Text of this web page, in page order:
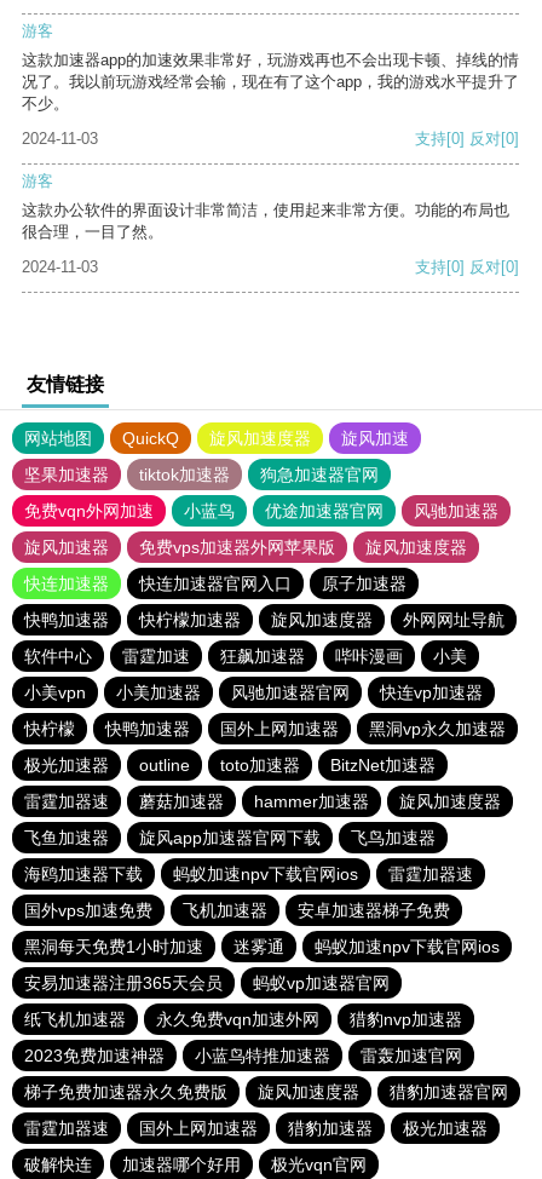
游客
这款加速器app的加速效果非常好，玩游戏再也不会出现卡顿、掉线的情
况了。我以前玩游戏经常会输，现在有了这个app，我的游戏水平提升了
不少。
2024-11-03
支持[0] 反对[0]
游客
这款办公软件的界面设计非常简洁，使用起来非常方便。功能的布局也
很合理，一目了然。
2024-11-03
支持[0] 反对[0]
友情链接
网站地图 QuickQ 旋风加速度器
旋风加速
坚果加速器
tiktok加速器
狗急加速器官网
免费vqn外网加速
小蓝鸟 优途加速器官网
风驰加速器
旋风加速器
免费vps加速器外网苹果版
旋风加速度器
快连加速器
快连加速器官网入口
原子加速器
快鸭加速器
快柠檬加速器 旋风加速度器
外网网址导航
软件中心
雷霆加速 狂飙加速器 哔咔漫画
小美
小美vpn
小美加速器 风驰加速器官网
快连vp加速器
快柠檬
快鸭加速器 国外上网加速器
黑洞vp永久加速器
极光加速器
outline toto加速器
BitzNet加速器
雷霆加器速
蘑菇加速器 hammer加速器
旋风加速度器
飞鱼加速器
旋风app加速器官网下载
飞鸟加速器
海鸥加速器下载
蚂蚁加速npv下载官网ios
雷霆加器速
国外vps加速免费
飞机加速器
安卓加速器梯子免费
黑洞每天免费1小时加速
迷雾通
蚂蚁加速npv下载官网ios
安易加速器注册365天会员
蚂蚁vp加速器官网
纸飞机加速器
永久免费vqn加速外网
猎豹nvp加速器
2023免费加速神器
小蓝鸟特推加速器
雷轰加速官网
梯子免费加速器永久免费版
旋风加速度器
猎豹加速器官网
雷霆加器速
国外上网加速器 猎豹加速器
极光加速器
破解快连
加速器哪个好用 极光vqn官网